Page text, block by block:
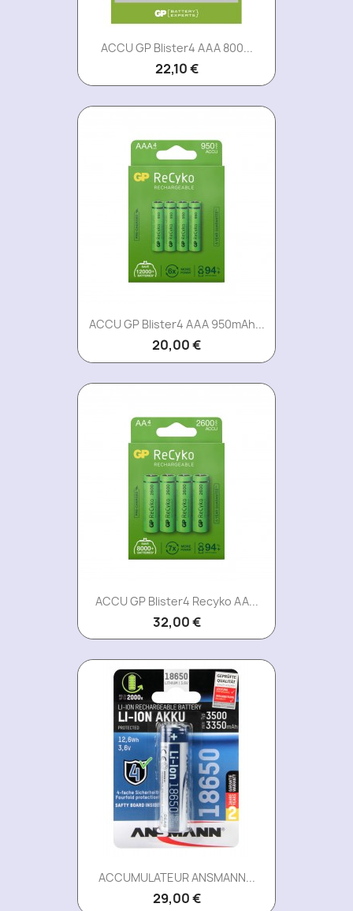
ACCU GP Blister4 AAA 800...
22,10 €
ACCU GP Blister4 AAA 950mAh...
20,00 €
ACCU GP Blister4 Recyko AA...
32,00 €
ACCUMULATEUR ANSMANN...
29,00 €